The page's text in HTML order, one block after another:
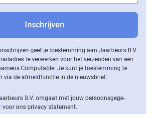
geef je toestemming aan Jaarbeurs B.V.
te verwerken voor het verzenden van een
Computable. Je kunt je toestemming te
via de af­meld­func­tie in de nieuwsbrief.
B.V. omgaat met jouw per­soons­ge­ge­
voor ons privacy statement.